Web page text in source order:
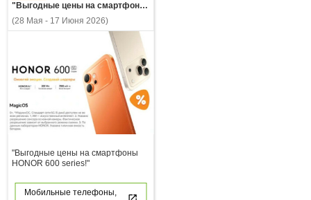
"Выгодные цены на смартфоны HONOR 600 series!"
(28 Мая - 17 Июня 2026)
"Выгодные цены на смартфоны
HONOR 600 series!"
Мобильные телефоны,